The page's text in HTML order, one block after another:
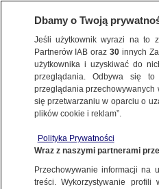
BIZNES
NAJNOWSZE
Najgorszy wynik od
15.08.2025, 09:47
Dbamy o Twoją
Jeśli użytkownik wyrazi na to
Partnerów IAB oraz30 innych
użytkownika i uzyskiwać do
przeglądania. Odbywa się
przeglądania
się przetwarzaniu w oparciu o
plików cookie i reklam”.
Polityka Prywatności
Wraz z naszymi partnerami
Przechowywanie informacji na
treści. Wykorzystywanie